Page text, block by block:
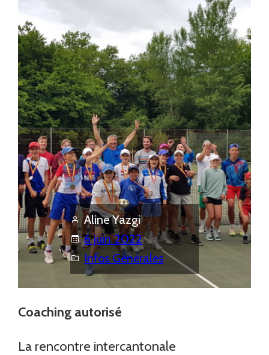
Aline Yazgi
6 juin 2022
Infos Générales
Coaching autorisé
La rencontre intercantonale